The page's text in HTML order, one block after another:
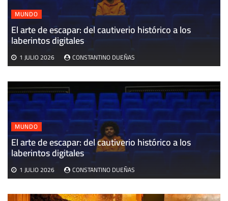
MUNDO
El arte de escapar: del cautiverio histórico a los
laberintos digitales
1 JULIO 2026 CONSTANTINO DUEÑAS
MUNDO
El arte de escapar: del cautiverio histórico a los
laberintos digitales
1 JULIO 2026 CONSTANTINO DUEÑAS